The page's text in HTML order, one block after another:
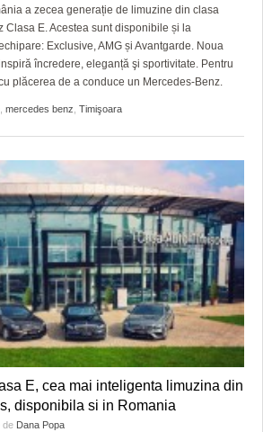
DOMNULUI
LA A LA Z
a zecea generație de limuzine din clasa
Clasa E. Acestea sunt disponibile și la
Exclusive, AMG și Avantgarde. Noua
încredere, eleganță şi sportivitate. Pentru
plăcerea de a conduce un Mercedes-Benz.
mercedes benz Timişoara
E, cea mai inteligenta limuzina din
disponibila si in Romania
de Dana Popa